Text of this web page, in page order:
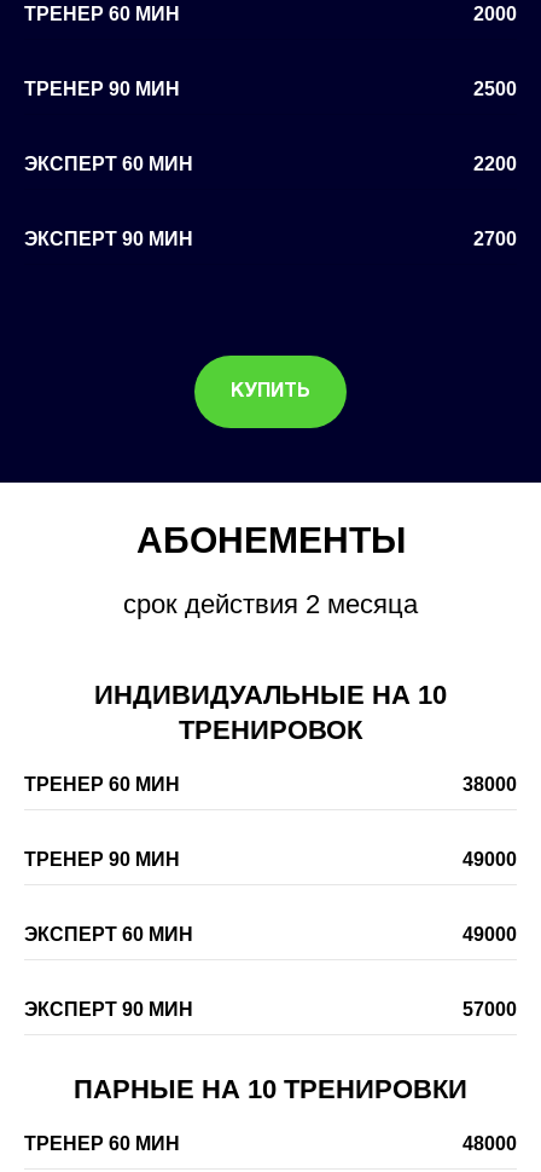
ТРЕНЕР 60 МИН 2000
ТРЕНЕР 90 МИН 2500
ЭКСПЕРТ 60 МИН 2200
ЭКСПЕРТ 90 МИН 2700
КУПИТЬ
АБОНЕМЕНТЫ
срок действия 2 месяца
ИНДИВИДУАЛЬНЫЕ НА 10
ТРЕНИРОВОК
ТРЕНЕР 60 МИН 38000
ТРЕНЕР 90 МИН 49000
ЭКСПЕРТ 60 МИН 49000
ЭКСПЕРТ 90 МИН 57000
ПАРНЫЕ НА 10 ТРЕНИРОВКИ
ТРЕНЕР 60 МИН 48000